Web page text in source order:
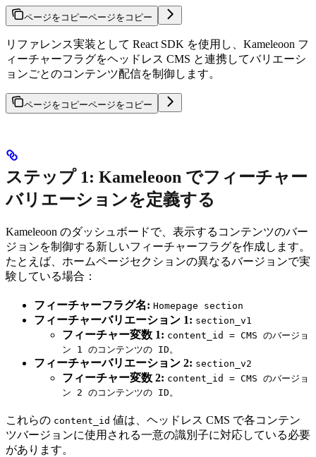
ページをコピーページをコピー
リファレンス実装として React SDK を使用し、Kameleoon フ
ィーチャーフラグをヘッドレス CMS と連携してバリエーシ
ョンごとのコンテンツ配信を制御します。
ページをコピーページをコピー
ステップ 1: Kameleoon でフィーチャー
バリエーションを定義する
Kameleoon のダッシュボードで、表示するコンテンツのバー
ジョンを制御する新しいフィーチャーフラグを作成します。
たとえば、ホームページセクションの異なるバージョンで実
験している場合：
フィーチャーフラグ名: Homepage section
フィーチャーバリエーション 1: section_v1
フィーチャー変数 1: content_id = CMS のバージョ
ン 1 のコンテンツの ID。
フィーチャーバリエーション 2: section_v2
フィーチャー変数 2: content_id = CMS のバージョ
ン 2 のコンテンツの ID。
これらの content_id 値は、ヘッドレス CMS で各コンテン
ツバージョンに使用される一意の識別子に対応している必要
があります。